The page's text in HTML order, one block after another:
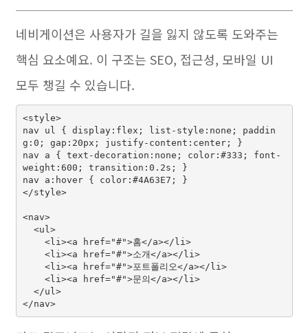
네비게이션은 사용자가 길을 잃지 않도록 도와주는
핵심 요소예요. 이 구조는 SEO, 접근성, 모바일 UI
모두 챙길 수 있습니다.
<style>
nav ul { display:flex; list-style:none; paddin
g:0; gap:20px; justify-content:center; }
nav a { text-decoration:none; color:#333; font-
weight:600; transition:0.2s; }
nav a:hover { color:#4A63E7; }
</style>
<nav>